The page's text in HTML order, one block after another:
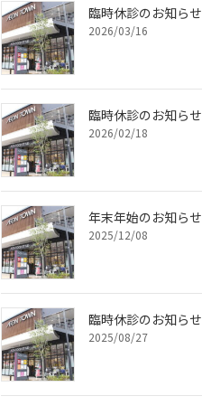
臨時休診のお知らせ
2026/03/16
臨時休診のお知らせ
2026/02/18
年末年始のお知らせ
2025/12/08
臨時休診のお知らせ
2025/08/27